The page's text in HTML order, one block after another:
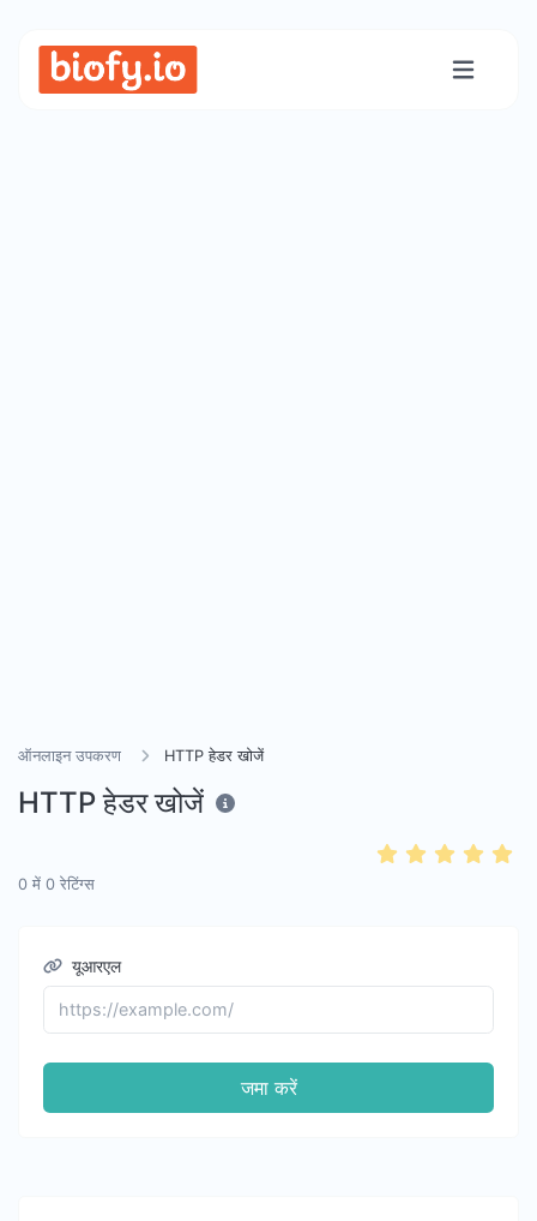
ऑनलाइन उपकरण HTTP हेडर खोजें
HTTP हेडर खोजें
0 में 0 रेटिंग्स
यूआरएल
जमा करें